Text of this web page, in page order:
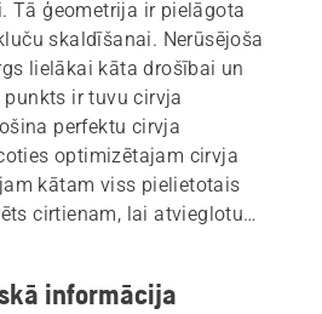
Tā ģeometrija ir pielāgota
skaldīšanai. Nerūsējoša
lielākai kāta drošībai un
ir tuvu cirvja
perfektu cirvja
optimizētajam cirvja
kātam viss pielietotais
cirtienam, lai atvieglotu
kā āmuru gāšanas
informācija